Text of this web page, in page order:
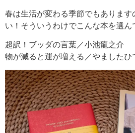
春は生活が変わる季節でもあります
い！そういうわけでこんな本を選ん
超訳！ブッダの言葉／小池龍之介
物が減ると運が増える／やましたひ